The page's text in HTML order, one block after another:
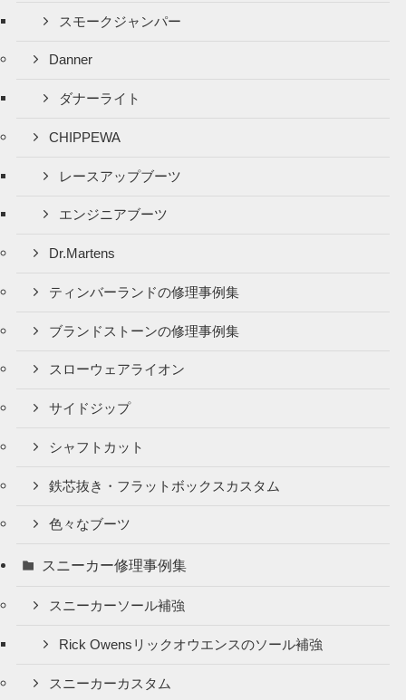
スモークジャンパー
Danner
ダナーライト
CHIPPEWA
レースアップブーツ
エンジニアブーツ
Dr.Martens
ティンバーランドの修理事例集
ブランドストーンの修理事例集
スローウェアライオン
サイドジップ
シャフトカット
鉄芯抜き・フラットボックスカスタム
色々なブーツ
スニーカー修理事例集
スニーカーソール補強
Rick Owensリックオウエンスのソール補強
スニーカーカスタム